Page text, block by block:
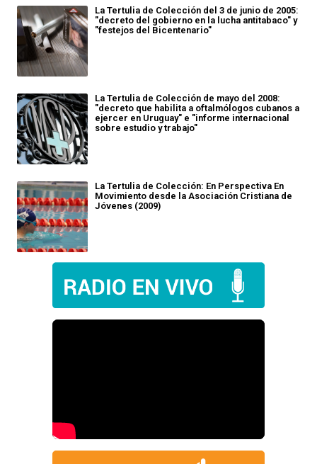
La Tertulia de Colección del 3 de junio de 2005:
"decreto del gobierno en la lucha antitabaco" y
"festejos del Bicentenario"
La Tertulia de Colección de mayo del 2008:
"decreto que habilita a oftalmólogos cubanos a
ejercer en Uruguay" e "informe internacional
sobre estudio y trabajo"
La Tertulia de Colección: En Perspectiva En
Movimiento desde la Asociación Cristiana de
Jóvenes (2009)